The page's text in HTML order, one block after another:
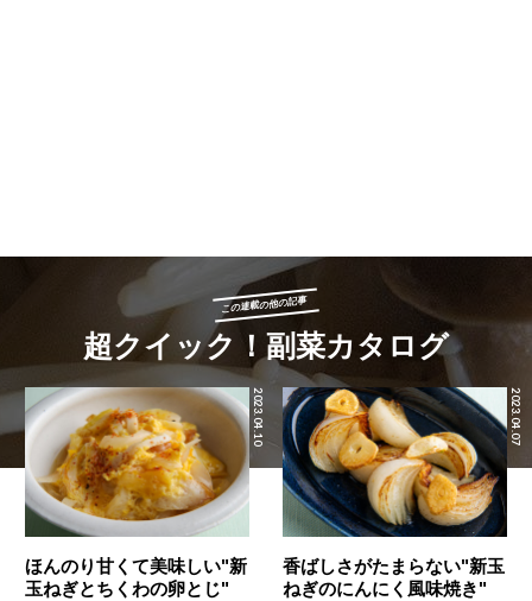
この連載の他の記事
超クイック！副菜カタログ
2023.04.10
ほんのり甘くて美味しい"新
玉ねぎとちくわの卵とじ"
2023.04.07
香ばしさがたまらない"新玉
ねぎのにんにく風味焼き"